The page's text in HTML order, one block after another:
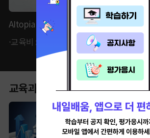
AItopia - 인공지능이 만들어갈 세상
·교육비 : 62,370원 ·자비부담금 : 15,600원
교육과정